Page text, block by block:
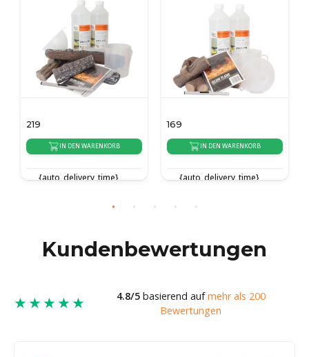
IN DEN WARENKORB
{auto_delivery_time}
IN DEN WARENKORB
{auto_delivery_time}
Kundenbewertungen
★★★★★ 4.8/5basierend aufmehr als 200
Bewertungen